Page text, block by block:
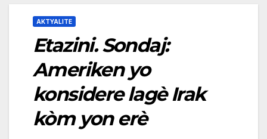
AKTYALITE
Etazini. Sondaj:
Ameriken yo
konsidere lagè Irak
kòm yon erè